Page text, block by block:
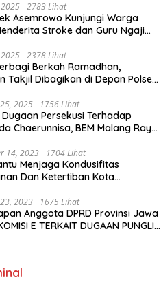
2783 Lihat
Asemrowo Kunjungi Warga
Stroke dan Guru Ngaji
2378 Lihat
Berkah Ramadhan,
Takjil Dibagikan di Depan Polsek
2025 1756 Lihat
Persekusi Terhadap
Chaerunnisa, BEM Malang Raya
14, 2023 1704 Lihat
Menjaga Kondusifitas
Dan Ketertiban Kota
2023 1675 Lihat
Anggota DPRD Provinsi Jawa
E TERKAIT DUGAAN PUNGLI